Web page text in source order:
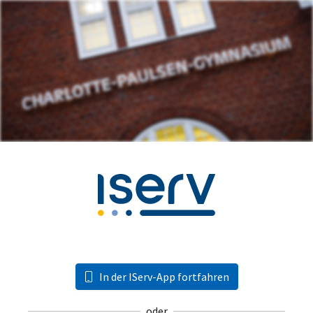
In der IServ-App fortfahren